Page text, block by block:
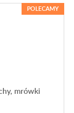
mrówki
POLECAMY